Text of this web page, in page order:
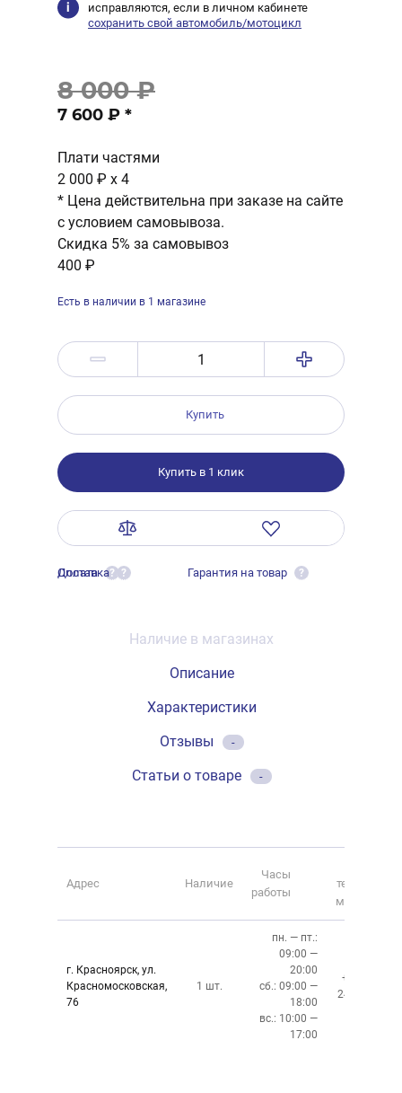
исправляются, если в личном кабинете
сохранить свой автомобиль/мотоцикл
8 000 ₽
7 600 ₽ *
Плати частями
2 000 ₽ x 4
* Цена действительна при заказе на сайте
с условием самовывоза.
Скидка 5% за самовывоз
400 ₽
Есть в наличии в 1 магазине
Купить
Купить в 1 клик
Оплата ?
Доставка ? Гарантия на товар ?
Наличие в магазинах
Описание
Характеристики
Отзывы
-
Статьи о товаре -
Адрес Наличие
Часы
работы
телефона
магазина
г. Красноярск, ул.
Красномосковская,
76
1 шт.
пн. — пт.:
09:00 —
20:00
сб.: 09:00 —
18:00
вс.: 10:00 —
17:00
+7 (391)
243-83-01